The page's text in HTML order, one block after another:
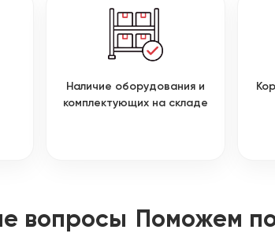
Наличие оборудования и
комплектующих на складе
вопросы Поможем